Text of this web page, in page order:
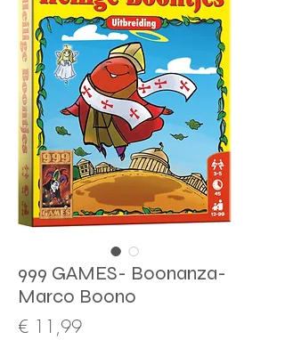
999 GAMES- Boonanza-
Marco Boono
€ 11,99Prijs